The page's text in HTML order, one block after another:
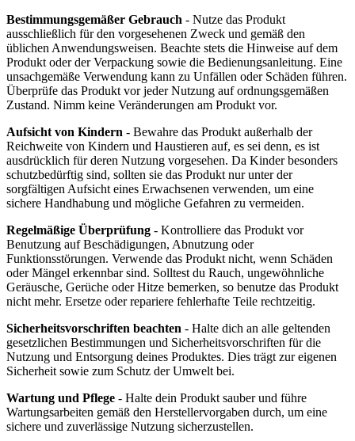
Bestimmungsgemäßer Gebrauch - Nutze das Produkt
ausschließlich für den vorgesehenen Zweck und gemäß den
üblichen Anwendungsweisen. Beachte stets die Hinweise auf dem
Produkt oder der Verpackung sowie die Bedienungsanleitung. Eine
unsachgemäße Verwendung kann zu Unfällen oder Schäden führen.
Überprüfe das Produkt vor jeder Nutzung auf ordnungsgemäßen
Zustand. Nimm keine Veränderungen am Produkt vor.
Aufsicht von Kindern - Bewahre das Produkt außerhalb der
Reichweite von Kindern und Haustieren auf, es sei denn, es ist
ausdrücklich für deren Nutzung vorgesehen. Da Kinder besonders
schutzbedürftig sind, sollten sie das Produkt nur unter der
sorgfältigen Aufsicht eines Erwachsenen verwenden, um eine
sichere Handhabung und mögliche Gefahren zu vermeiden.
Regelmäßige Überprüfung - Kontrolliere das Produkt vor
Benutzung auf Beschädigungen, Abnutzung oder
Funktionsstörungen. Verwende das Produkt nicht, wenn Schäden
oder Mängel erkennbar sind. Solltest du Rauch, ungewöhnliche
Geräusche, Gerüche oder Hitze bemerken, so benutze das Produkt
nicht mehr. Ersetze oder repariere fehlerhafte Teile rechtzeitig.
Sicherheitsvorschriften beachten - Halte dich an alle geltenden
gesetzlichen Bestimmungen und Sicherheitsvorschriften für die
Nutzung und Entsorgung deines Produktes. Dies trägt zur eigenen
Sicherheit sowie zum Schutz der Umwelt bei.
Wartung und Pflege - Halte dein Produkt sauber und führe
Wartungsarbeiten gemäß den Herstellervorgaben durch, um eine
sichere und zuverlässige Nutzung sicherzustellen.